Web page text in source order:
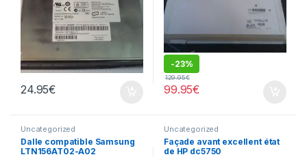
24.95€
-23%
99.95€
129.95€
Uncategorized
Dalle compatible Samsung
LTN156AT02-A02
Uncategorized
Façade avant excellent état
de HP dc5750